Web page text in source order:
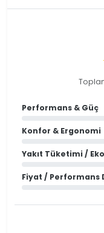
Performans & Güç
Konfor & Ergonomi
Yakıt Tüketimi /
Fiyat / Performans